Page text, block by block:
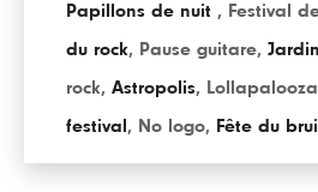
Papillons de nuit , Festival
du rock, Pause guitare,
rock, Astropolis,
festival , No logo, Fête du